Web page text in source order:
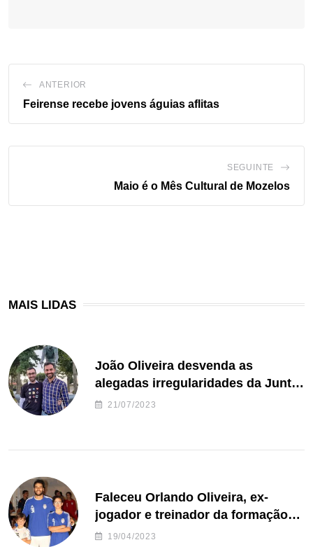
ANTERIOR
Feirense recebe jovens águias aflitas
SEGUINTE
Maio é o Mês Cultural de Mozelos
MAIS LIDAS
João Oliveira desvenda as
alegadas irregularidades da Junta
de Freguesia S. João de Ver
21/07/2023
Faleceu Orlando Oliveira, ex-
jogador e treinador da formação
de andebol do Feirense
19/04/2023